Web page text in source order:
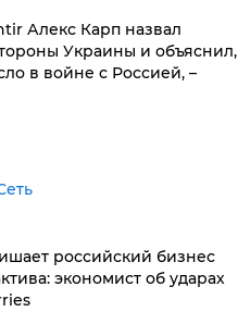
Алекс Карп назвал
Украины и объяснил,
в войне с Россией, –
российский бизнес
экономист об ударах